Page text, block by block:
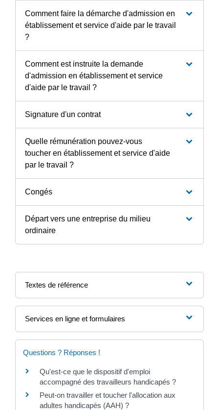
Comment faire la démarche d'admission en
établissement et service d'aide par le travail
?
Comment est instruite la demande
d'admission en établissement et service
d'aide par le travail ?
Signature d'un contrat
Quelle rémunération pouvez-vous
toucher en établissement et service d'aide
par le travail ?
Congés
Départ vers une entreprise du milieu
ordinaire
Textes de référence
Services en ligne et formulaires
Questions ? Réponses !
Qu'est-ce que le dispositif d'emploi
accompagné des travailleurs handicapés ?
Peut-on travailler et toucher l'allocation aux
adultes handicapés (AAH) ?